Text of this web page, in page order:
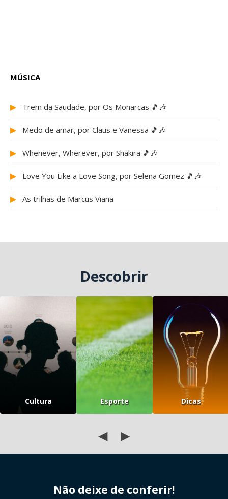
MÚSICA
▶ Trem da Saudade, por Os Monarcas 🎵🎶
▶ Medo de amar, por Claus e Vanessa 🎵🎶
▶ Whenever, Wherever, por Shakira 🎵🎶
▶ Love You Like a Love Song, por Selena Gomez 🎵🎶
▶ As trilhas de Marcus Viana
Descobrir
Cultura Esporte Dicas
◀ ▶
Não deixe de conferir!